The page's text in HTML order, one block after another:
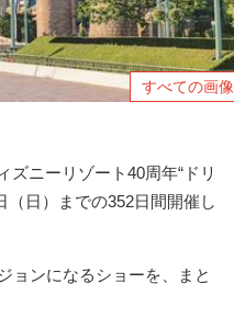
すべての画像
ニーリゾート40周年“ドリ
（日）までの352日間開催し
ョンになるショーを、まと